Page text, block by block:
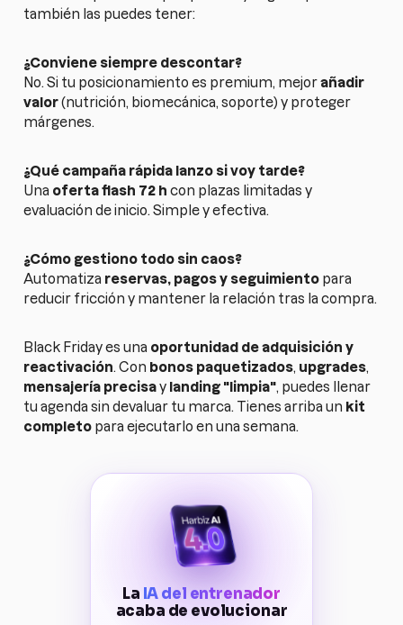
también las puedes tener:
¿Conviene siempre descontar?
No. Si tu posicionamiento es premium, mejorañadir
valor(nutrición, biomecánica, soporte) y proteger
márgenes.
¿Qué campaña rápida lanzo si voy tarde?
Una oferta flash 72 h con plazas limitadas y
evaluación de inicio. Simple y efectiva.
¿Cómo gestiono todo sin caos?
Automatiza reservas, pagos y seguimiento para
reducir fricción y mantener la relación tras la compra.
Black Friday es una oportunidad de adquisición y
reactivación. Con bonos paquetizados, upgrades,
mensajería precisay landing "limpia", puedes llenar
tu agenda sin devaluar tu marca. Tienes arriba un kit
completo para ejecutarlo en una semana.
La IA del entrenador
acaba de evolucionar